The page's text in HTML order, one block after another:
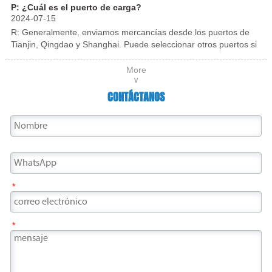
pasillos, lobby de hoteles y diversas series de
corrosión, rayones, etc. durante el transporte.
P: ¿Cuál es el puerto de carga?
2024-07-15
R: Generalmente, enviamos mercancías desde los puertos de
Tianjin, Qingdao y Shanghai. Puede seleccionar otros puertos si
More
∨
CONTÁCTANOS
*
*